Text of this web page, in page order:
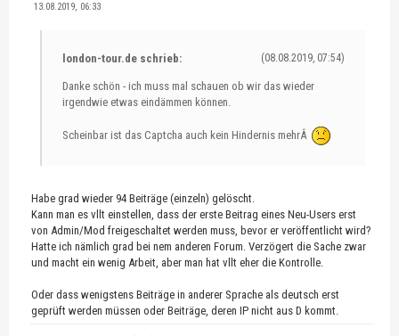
13.08.2019, 06:33
(08.08.2019, 07:54)
london-tour.de schrieb:
Danke schön - ich muss mal schauen ob wir das wieder
irgendwie etwas eindämmen können.
Scheinbar ist das Captcha auch kein Hindernis mehrÂ
Habe grad wieder 94 Beiträge (einzeln) gelöscht.
Kann man es vllt einstellen, dass der erste Beitrag eines Neu-Users erst
von Admin/Mod freigeschaltet werden muss, bevor er veröffentlicht wird?
Hatte ich nämlich grad bei nem anderen Forum. Verzögert die Sache zwar
und macht ein wenig Arbeit, aber man hat vllt eher die Kontrolle.
Oder dass wenigstens Beiträge in anderer Sprache als deutsch erst
geprüft werden müssen oder Beiträge, deren IP nicht aus D kommt.